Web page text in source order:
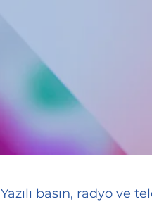
Yazılı basın, radyo ve